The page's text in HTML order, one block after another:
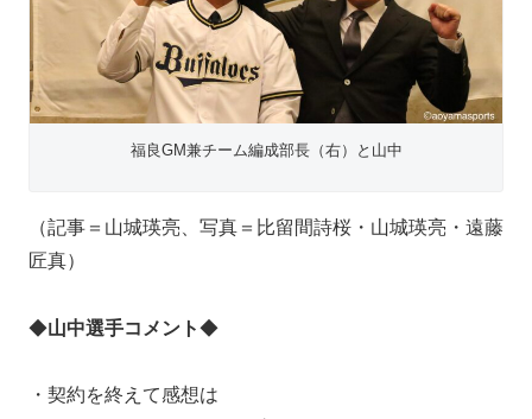
福良GM兼チーム編成部長（右）と山中
（記事＝山城瑛亮、写真＝比留間詩桜・山城瑛亮・遠藤
匠真）
◆山中選手コメント◆
・契約を終えて感想は